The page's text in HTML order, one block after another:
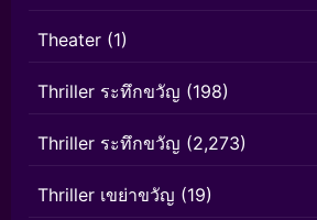
Theater (1)
Thriller ระทึกขวัญ (198)
Thriller ระทึกขวัญ (2,273)
Thriller เขย่าขวัญ (19)